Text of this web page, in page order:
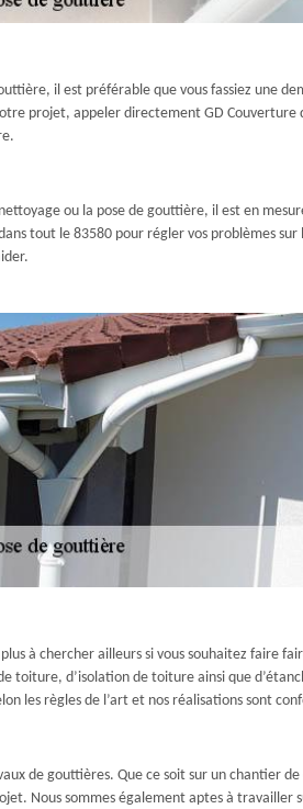
il est préférable que vous fassiez une
projet, appeler directement GD Couverture
ou la pose de gouttière, il est en
tout le 83580 pour régler vos problèmes sur
à chercher ailleurs si vous souhaitez faire
toiture, d’isolation de toiture ainsi que
les règles de l’art et nos réalisations sont
de gouttières. Que ce soit sur un chantier
Nous sommes également aptes à travailler